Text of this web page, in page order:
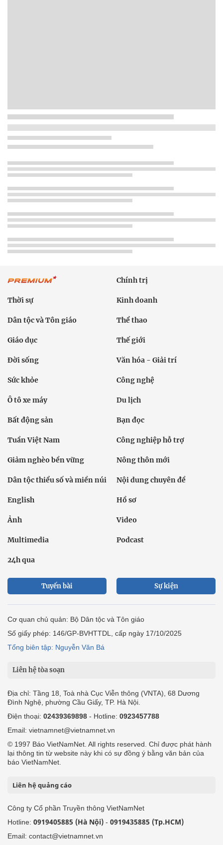
Chính trị
Thời sự Kinh doanh
Dân tộc và Tôn giáo Thể thao
Giáo dục Thế giới
Đời sống Văn hóa - Giải trí
Sức khỏe Công nghệ
Ô tô xe máy Du lịch
Bất động sản Bạn đọc
Tuần Việt Nam Công nghiệp hỗ trợ
Giảm nghèo bền vững Nông thôn mới
Dân tộc thiểu số và miền núi Nội dung chuyên đề
English Hồ sơ
Ảnh Video
Multimedia Podcast
24h qua
Tuyến bài Sự kiện
Cơ quan chủ quản: Bộ Dân tộc và Tôn giáo
Số giấy phép: 146/GP-BVHTTDL, cấp ngày 17/10/2025
Tổng biên tập: Nguyễn Văn Bá
Liên hệ tòa soạn
Địa chỉ: Tầng 18, Toà nhà Cục Viễn thông (VNTA), 68 Dương
Đình Nghệ, phường Cầu Giấy, TP. Hà Nội.
Điện thoại: 02439369898 - Hotline: 0923457788
Email: vietnamnet@vietnamnet.vn
© 1997 Báo VietNamNet. All rights reserved. Chỉ được phát hành
lại thông tin từ website này khi có sự đồng ý bằng văn bản của
báo VietNamNet.
Liên hệ quảng cáo
Công ty Cổ phần Truyền thông VietNamNet
Hotline: 0919405885 (Hà Nội) - 0919435885 (Tp.HCM)
Email: contact@vietnamnet.vn